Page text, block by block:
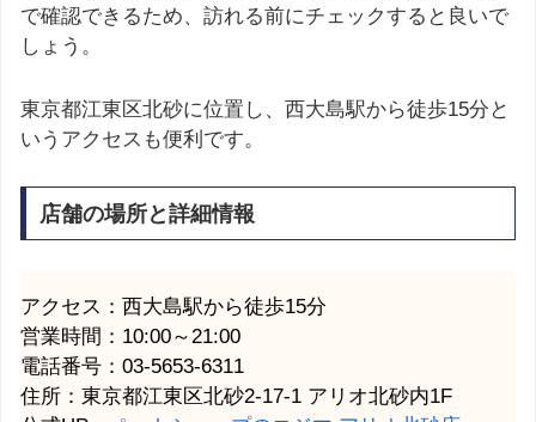
で確認できるため、訪れる前にチェックすると良いで
しょう。
東京都江東区北砂に位置し、西大島駅から徒歩15分と
いうアクセスも便利です。
店舗の場所と詳細情報
アクセス：西大島駅から徒歩15分
営業時間：10:00～21:00
電話番号：03-5653-6311
住所：東京都江東区北砂2-17-1 アリオ北砂内1F